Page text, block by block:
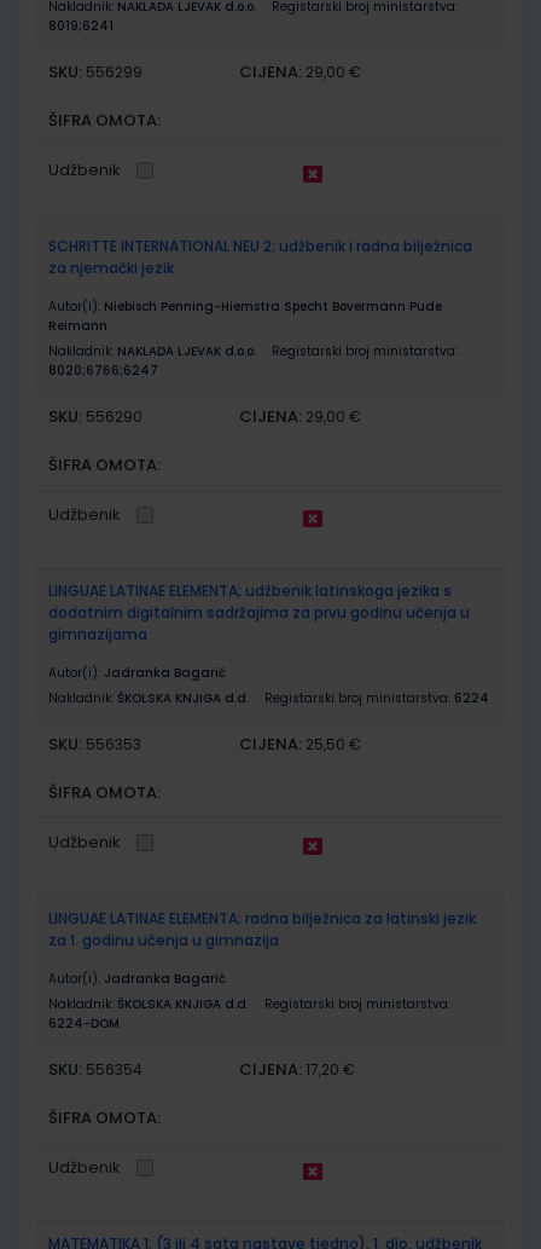
Nakladnik: NAKLADA LJEVAK d.o.o.
Registarski broj ministarstva:
8019;6241
SKU: 556299 CIJENA: 29,00 €
ŠIFRA OMOTA:
Udžbenik
SCHRITTE INTERNATIONAL NEU 2; udžbenik i radna bilježnica
za njemački jezik
Autor(i): Niebisch Penning-Hiemstra Specht Bovermann Pude
Reimann
Nakladnik: NAKLADA LJEVAK d.o.o.
Registarski broj ministarstva:
8020;6766;6247
SKU: 556290 CIJENA: 29,00 €
ŠIFRA OMOTA:
Udžbenik
LINGUAE LATINAE ELEMENTA; udžbenik latinskoga jezika s
dodatnim digitalnim sadržajima za prvu godinu učenja u
gimnazijama
Autor(i): Jadranka Bagarić
Nakladnik: ŠKOLSKA KNJIGA d.d. Registarski broj ministarstva: 6224
SKU: 556353 CIJENA: 25,50 €
ŠIFRA OMOTA:
Udžbenik
LINGUAE LATINAE ELEMENTA; radna bilježnica za latinski jezik
za 1. godinu učenja u gimnazija
Autor(i): Jadranka Bagarić
Nakladnik: ŠKOLSKA KNJIGA d.d.
Registarski broj ministarstva:
6224-DOM
SKU: 556354 CIJENA: 17,20 €
ŠIFRA OMOTA:
Udžbenik
MATEMATIKA 1; (3 ili 4 sata nastave tjedno), 1. dio, udžbenik